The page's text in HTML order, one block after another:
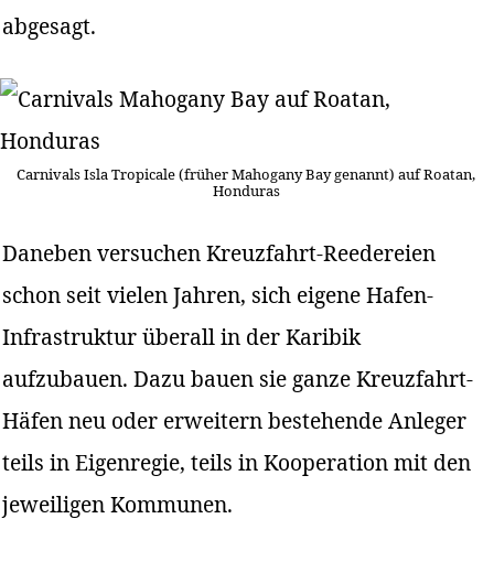
abgesagt.
Carnivals Isla Tropicale (früher Mahogany Bay genannt) auf Roatan,
Honduras
Daneben versuchen Kreuzfahrt-Reedereien
schon seit vielen Jahren, sich eigene Hafen-
Infrastruktur überall in der Karibik
aufzubauen. Dazu bauen sie ganze Kreuzfahrt-
Häfen neu oder erweitern bestehende Anleger
teils in Eigenregie, teils in Kooperation mit den
jeweiligen Kommunen.